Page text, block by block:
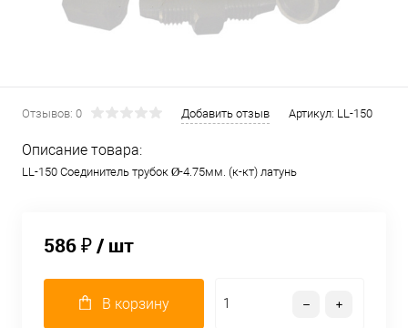
Отзывов: 0 Добавить отзыв Артикул: LL-150
Описание товара:
LL-150 Соединитель трубок Ø-4.75мм. (к-кт) латунь
586 ₽/ шт
В корзину